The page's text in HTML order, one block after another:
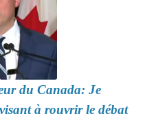
du Canada: Je
à rouvrir le débat